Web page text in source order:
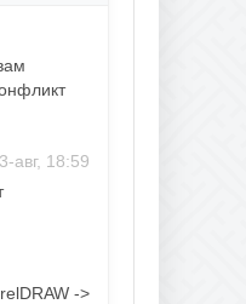
авг, 18:59
авг, 18:58->